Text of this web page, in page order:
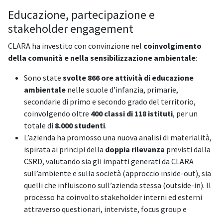
Educazione, partecipazione e
stakeholder engagement
CLARA ha investito con convinzione nel coinvolgimento
della comunità e nella sensibilizzazione ambientale:
Sono state svolte 866 ore attività di educazione
ambientale nelle scuole d’infanzia, primarie,
secondarie di primo e secondo grado del territorio,
coinvolgendo oltre 400 classi di 118 istituti, per un
totale di 8.000 studenti.
L’azienda ha promosso una nuova analisi di materialità,
ispirata ai principi della doppia rilevanza previsti dalla
CSRD, valutando sia gli impatti generati da CLARA
sull’ambiente e sulla società (approccio inside-out), sia
quelli che influiscono sull’azienda stessa (outside-in). Il
processo ha coinvolto stakeholder interni ed esterni
attraverso questionari, interviste, focus group e